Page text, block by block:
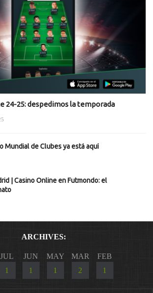
24-25: despedimos la temporada
Mundial de Clubes ya está aquí
| Casino Online en Futmondo: el
ARCHIVES:
JUL
1
JUN
1
MAY
1
MAR
2
FEB
1